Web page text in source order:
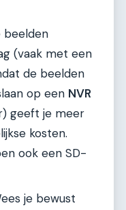
beelden
(vaak met een
de beelden
op een NVR
geeft je meer
kosten.
ook een SD-
je bewust